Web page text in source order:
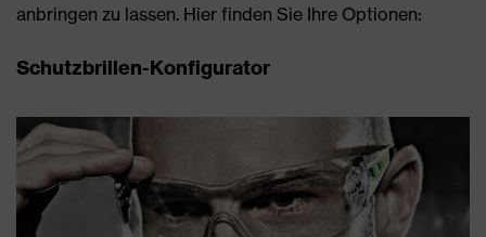
anbringen zu lassen. Hier finden Sie Ihre Optionen:
Schutzbrillen-Konfigurator